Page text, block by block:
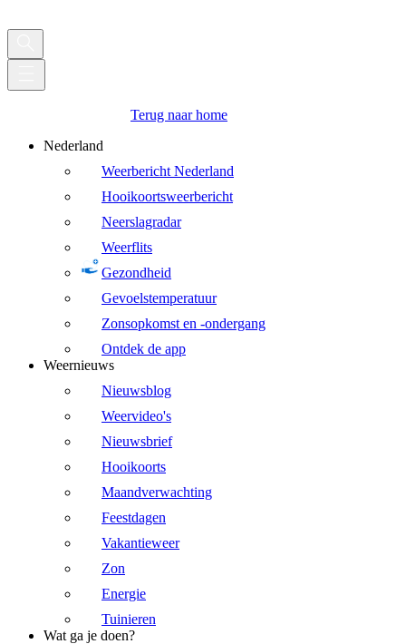
Terug naar home
Nederland
Weerbericht Nederland
Hooikoortsweerbericht
Neerslagradar
Weerflits
Gezondheid
Gevoelstemperatuur
Zonsopkomst en -ondergang
Ontdek de app
Weernieuws
Nieuwsblog
Weervideo's
Nieuwsbrief
Hooikoorts
Maandverwachting
Feestdagen
Vakantieweer
Zon
Energie
Tuinieren
Wat ga je doen?